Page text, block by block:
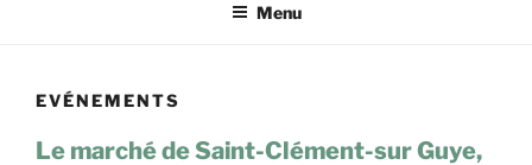
Menu
EVÉNEMENTS
Le marché de Saint-Clément-sur Guye,